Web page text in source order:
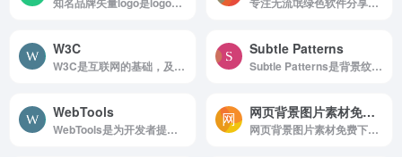
W3C
W3C是互联网的基础，及时了解前端最新资讯
Subtle Patterns
Subtle Patterns是背景纹理，最上档次的无缝背...
WebTools
WebTools是为开发者提供的在线工具的平台
网页背景图片素材免费下载
网页背景图片素材免费下载是网页背景图片素材免费下载于2...